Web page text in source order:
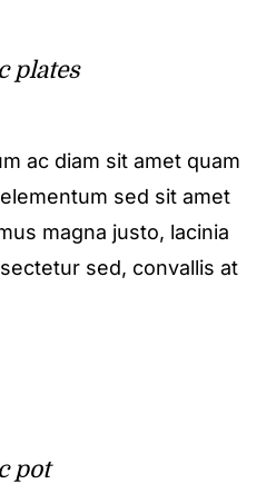
plates
ac diam sit amet quam
sed sit amet
magna justo, lacinia
sed, convallis at
pot